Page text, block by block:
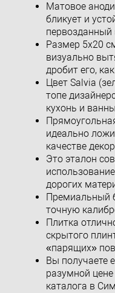
Матовое
бликует и
первозданный
Размер 5x20
визуально
дробит его,
Цвет Salvia
топе
кухонь и
идеально
качестве
Это эталон
дорогих
Премиальный
точную
Плитка
скрытого
«парящих»
Вы получаете
разумной
каталога в